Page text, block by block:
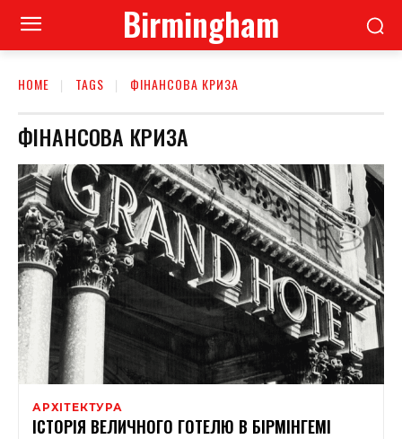
Birmingham
HOME TAGS ФІНАНСОВА КРИЗА
ФІНАНСОВА КРИЗА
АРХІТЕКТУРА
ІСТОРІЯ ВЕЛИЧНОГО ГОТЕЛЮ В БІРМІНГЕМІ